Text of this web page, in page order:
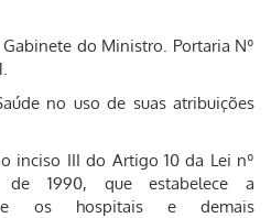
do Ministro. Portaria Nº
no uso de suas atribuições
inciso III do Artigo 10 da Lei nº
1990, que estabelece a
os hospitais e demais